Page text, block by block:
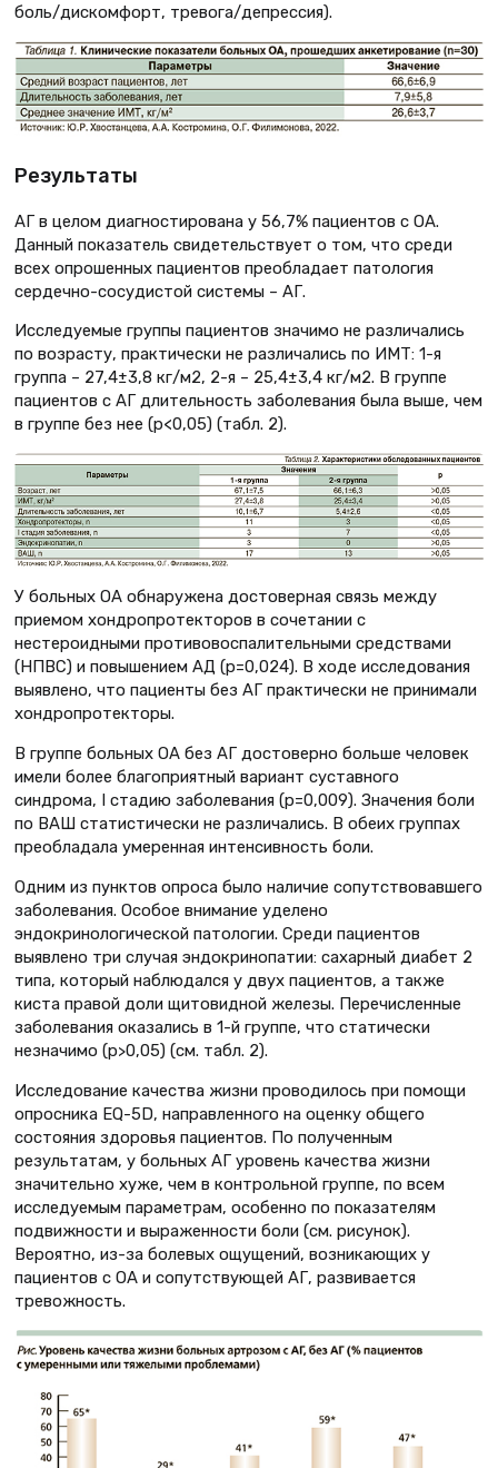
боль/дискомфорт, тревога/депрессия).
Результаты
АГ в целом диагностирована у 56,7% пациентов с ОА.
Данный показатель свидетельствует о том, что среди
всех опрошенных пациентов преобладает патология
сердечно-сосудистой системы – АГ.
Исследуемые группы пациентов значимо не различались
по возрасту, практически не различались по ИМТ: 1-я
группа – 27,4±3,8 кг/м2, 2-я – 25,4±3,4 кг/м2. В группе
пациентов с АГ длительность заболевания была выше, чем
в группе без нее (р<0,05) (табл. 2).
У больных ОА обнаружена достоверная связь между
приемом хондропротекторов в сочетании с
нестероидными противовоспалительными средствами
(НПВС) и повышением АД (p=0,024). В ходе исследования
выявлено, что пациенты без АГ практически не принимали
хондропротекторы.
В группе больных ОА без АГ достоверно больше человек
имели более благоприятный вариант суставного
синдрома, I стадию заболевания (р=0,009). Значения боли
по ВАШ статистически не различались. В обеих группах
преобладала умеренная интенсивность боли.
Одним из пунктов опроса было наличие сопутствовавшего
заболевания. Особое внимание уделено
эндокринологической патологии. Среди пациентов
выявлено три случая эндокринопатии: сахарный диабет 2
типа, который наблюдался у двух пациентов, а также
киста правой доли щитовидной железы. Перечисленные
заболевания оказались в 1-й группе, что статически
незначимо (р>0,05) (см. табл. 2).
Исследование качества жизни проводилось при помощи
опросника EQ-5D, направленного на оценку общего
состояния здоровья пациентов. По полученным
результатам, у больных АГ уровень качества жизни
значительно хуже, чем в контрольной группе, по всем
исследуемым параметрам, особенно по показателям
подвижности и выраженности боли (см. рисунок).
Вероятно, из-за болевых ощущений, возникающих у
пациентов с ОА и сопутствующей АГ, развивается
тревожность.